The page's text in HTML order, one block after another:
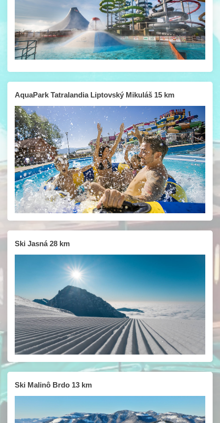
AquaPark Tatralandia Liptovský Mikuláš 15 km
Ski Jasná 28 km
Ski Malinô Brdo 13 km